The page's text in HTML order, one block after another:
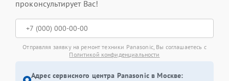
проконсультирует Вас!
Отправляя заявку на ремонт техники Panasonic, Вы соглашаетесь с
Политикой конфиденциальности
Адрес сервисного центра Panasonic в Москве: